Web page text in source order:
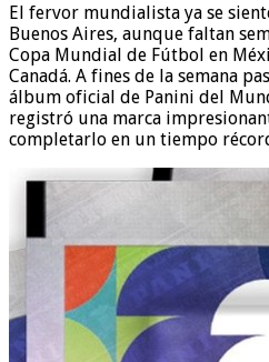
El fervor mundialista ya se
Buenos Aires, aunque faltan
Copa Mundial de Fútbol en
Canadá. A fines de la semana
álbum oficial de Panini del
registró una marca
completarlo en un tiempo